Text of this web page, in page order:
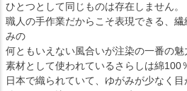
ひとつとして同じものは存在しません。
職人の手作業だからこそ表現できる、
みの
何ともいえない風合いが注染の一番の魅
素材として使われているさらしは綿100
日本で織られていて、ゆがみが少なく目